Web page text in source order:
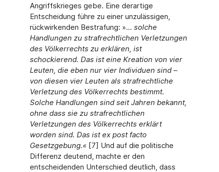
Angriffskrieges gebe. Eine derartige
Entscheidung führe zu einer unzulässigen,
rückwirkenden Bestrafung: »… solche
Handlungen zu strafrechtlichen Verletzungen
des Völkerrechts zu erklären, ist
schockierend. Das ist eine Kreation von vier
Leuten, die eben nur vier Individuen sind –
von diesen vier Leuten als strafrechtliche
Verletzung des Völkerrechts bestimmt.
Solche Handlungen sind seit Jahren bekannt,
ohne dass sie zu strafrechtlichen
Verletzungen des Völkerrechts erklärt
worden sind. Das ist ex post facto
Gesetzgebung.«[7] Und auf die politische
Differenz deutend, machte er den
entscheidenden Unterschied deutlich, dass